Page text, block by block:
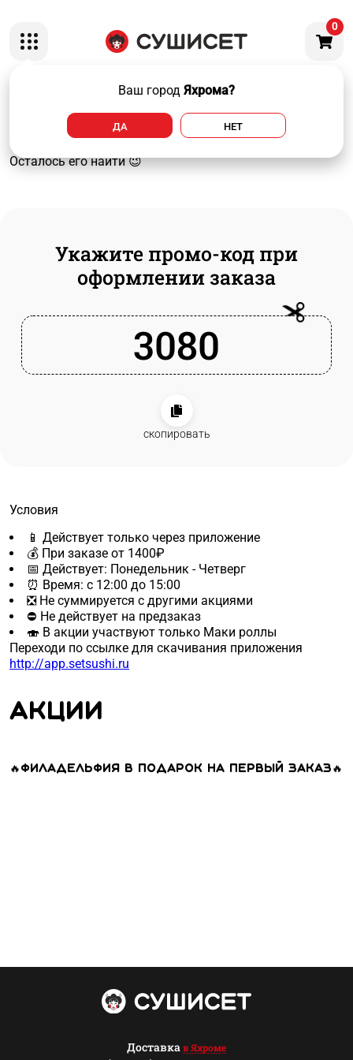
0
Ваш город Яхрома?
ДА НЕТ
🍣УДВОЕНИЕ на Маки роллы🍣
Помни! У каждого маки ролла, есть брат-близнец маки
Осталось его найти 😉
Укажите промо-код при
оформлении заказа
3080
скопировать
Условия
📱 Действует только через приложение
💰 При заказе от 1400₽
📅 Действует: Понедельник - Четверг
⏰ Время: с 12:00 до 15:00
❎ Не суммируется с другими акциями
⛔ Не действует на предзаказ
🍣 В акции участвуют только Маки роллы
Переходи по ссылке для скачивания приложения
http://app.setsushi.ru
Акции
🔥Филадельфия в подарок на первый заказ🔥
Доставка в Яхроме